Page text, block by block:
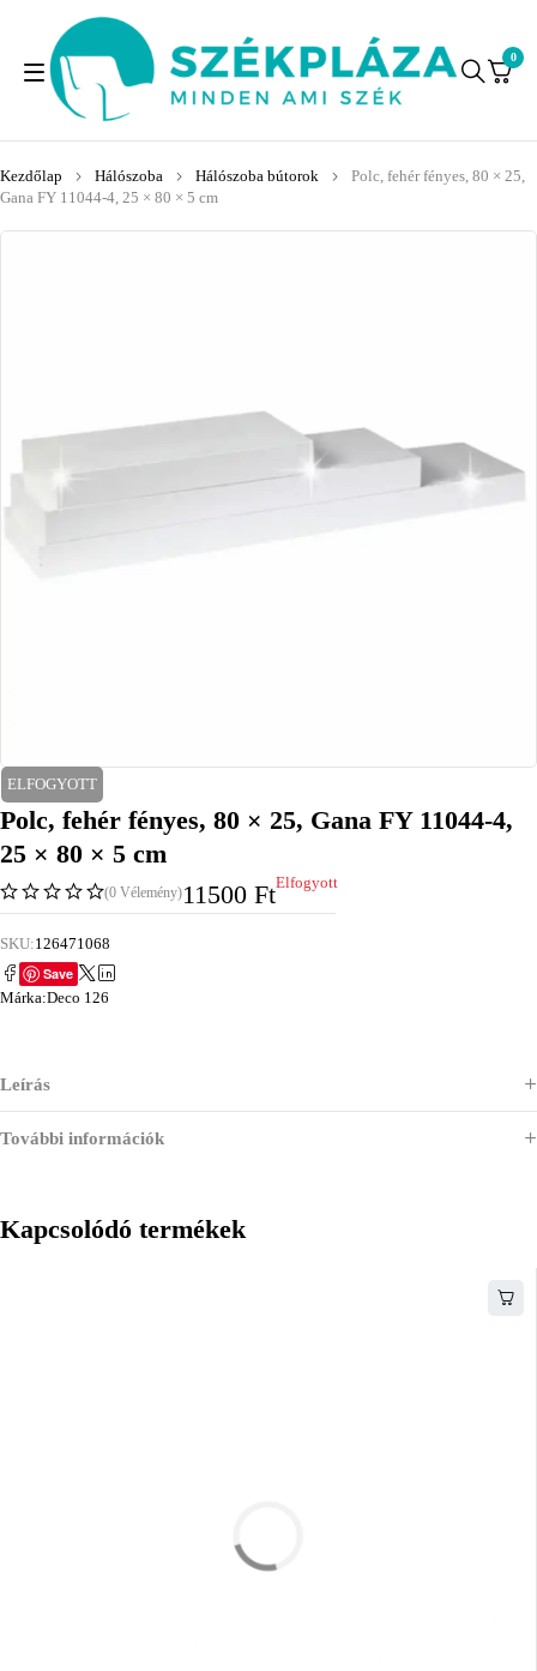
0
Kezdőlap Hálószoba Hálószoba bútorok
Polc, fehér fényes, 80 × 25,
Gana FY 11044-4, 25 × 80 × 5 cm
ELFOGYOTT
Polc, fehér fényes, 80 × 25, Gana FY 11044-4,
25 × 80 × 5 cm
(0 Vélemény)11500 FtElfogyott
SKU:126471068
Save
Márka:Deco 126
Leírás
További információk
Kapcsolódó termékek